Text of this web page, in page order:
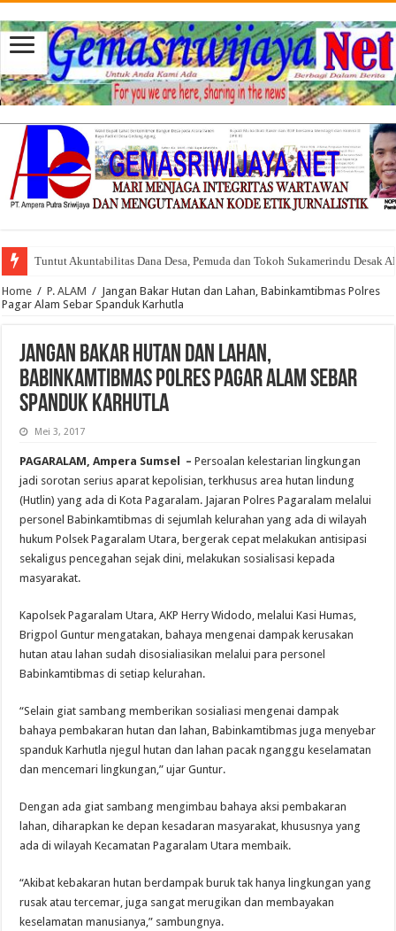
Tuntut Akuntabilitas Dana Desa, Pemuda dan Tokoh Sukamerindu Desak
Home / P. ALAM / Jangan Bakar Hutan dan Lahan, Babinkamtibmas Polres
Pagar Alam Sebar Spanduk Karhutla
Jangan Bakar Hutan dan Lahan,
Babinkamtibmas Polres Pagar Alam Sebar
Spanduk Karhutla
Mei 3, 2017
PAGARALAM, Ampera Sumsel – Persoalan kelestarian lingkungan
jadi sorotan serius aparat kepolisian, terkhusus area hutan lindung
(Hutlin) yang ada di Kota Pagaralam. Jajaran Polres Pagaralam melalui
personel Babinkamtibmas di sejumlah kelurahan yang ada di wilayah
hukum Polsek Pagaralam Utara, bergerak cepat melakukan antisipasi
sekaligus pencegahan sejak dini, melakukan sosialisasi kepada
masyarakat.
Kapolsek Pagaralam Utara, AKP Herry Widodo, melalui Kasi Humas,
Brigpol Guntur mengatakan, bahaya mengenai dampak kerusakan
hutan atau lahan sudah disosialiasikan melalui para personel
Babinkamtibmas di setiap kelurahan.
“Selain giat sambang memberikan sosialiasi mengenai dampak
bahaya pembakaran hutan dan lahan, Babinkamtibmas juga menyebar
spanduk Karhutla njegul hutan dan lahan pacak nganggu keselamatan
dan mencemari lingkungan,” ujar Guntur.
Dengan ada giat sambang mengimbau bahaya aksi pembakaran
lahan, diharapkan ke depan kesadaran masyarakat, khususnya yang
ada di wilayah Kecamatan Pagaralam Utara membaik.
“Akibat kebakaran hutan berdampak buruk tak hanya lingkungan yang
rusak atau tercemar, juga sangat merugikan dan membayakan
keselamatan manusianya,” sambungnya.